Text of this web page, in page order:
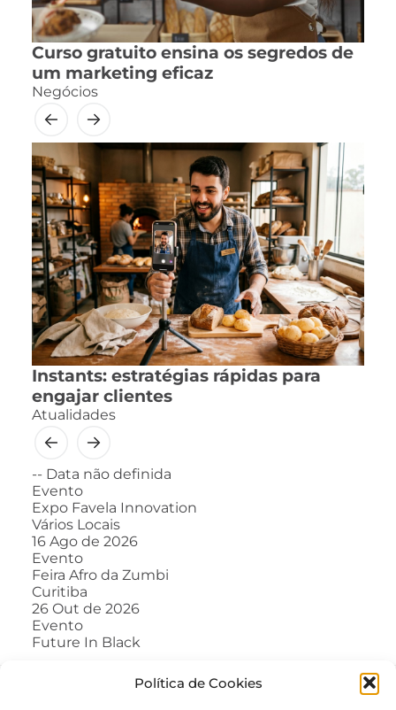
Política de Cookies
Curso gratuito ensina os segredos de
um marketing eficaz
Negócios
Instants: estratégias rápidas para
engajar clientes
Atualidades
-- Data não definida
Evento
Expo Favela Innovation
Vários Locais
16 Ago de 2026
Evento
Feira Afro da Zumbi
Curitiba
26 Out de 2026
Evento
Future In Black